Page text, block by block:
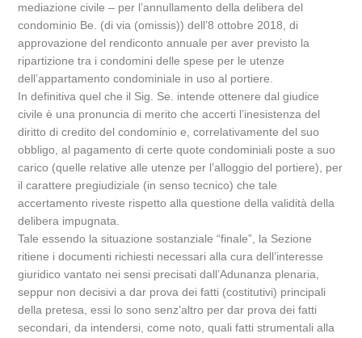
mediazione civile – per l’annullamento della delibera del
condominio Be. (di via (omissis)) dell’8 ottobre 2018, di
approvazione del rendiconto annuale per aver previsto la
ripartizione tra i condomini delle spese per le utenze
dell’appartamento condominiale in uso al portiere.
In definitiva quel che il Sig. Se. intende ottenere dal giudice
civile è una pronuncia di merito che accerti l’inesistenza del
diritto di credito del condominio e, correlativamente del suo
obbligo, al pagamento di certe quote condominiali poste a suo
carico (quelle relative alle utenze per l’alloggio del portiere), per
il carattere pregiudiziale (in senso tecnico) che tale
accertamento riveste rispetto alla questione della validità della
delibera impugnata.
Tale essendo la situazione sostanziale “finale”, la Sezione
ritiene i documenti richiesti necessari alla cura dell’interesse
giuridico vantato nei sensi precisati dall’Adunanza plenaria,
seppur non decisivi a dar prova dei fatti (costitutivi) principali
della pretesa, essi lo sono senz’altro per dar prova dei fatti
secondari, da intendersi, come noto, quali fatti strumentali alla